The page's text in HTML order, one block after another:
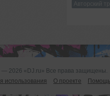
Авторский
— 2026 «DJ.ru» Все права защищены.
использования
О проекте Помощь